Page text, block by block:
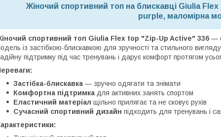
Жіночий спортивний топ на блискавці Giulia
purple, маломірна
спортивний топ Giulia Flex top "Zip-Up Active" 336 —
із застібкою-блискавкою для зручності та стильного
підтримку під час тренувань і дарує комфорт протягом
Застібка-блискавка — зручно одягати та знімати
Комфортна підтримка для активних занять спортом
Еластичний матеріал щільно прилягає та не сковує рухів
Сучасний спортивний дизайн підходить для тренувань і